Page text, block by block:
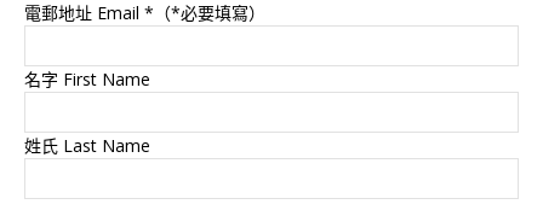
電郵地址 Email *（*必要填寫）
名字 First Name
姓氏 Last Name